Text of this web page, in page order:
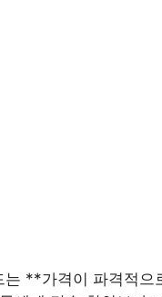
는 **가격이 파격적